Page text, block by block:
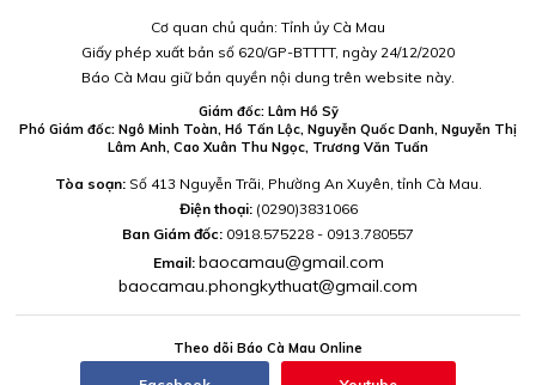
Cơ quan chủ quản: Tỉnh ủy Cà Mau
Giấy phép xuất bản số 620/GP-BTTTT, ngày 24/12/2020
Báo Cà Mau giữ bản quyền nội dung trên website này.
Giám đốc: Lâm Hồ Sỹ
Phó Giám đốc: Ngô Minh Toàn, Hồ Tấn Lộc, Nguyễn Quốc Danh, Nguyễn Thị
Lâm Anh, Cao Xuân Thu Ngọc, Trương Văn Tuấn
Tòa soạn:Số 413 Nguyễn Trãi, Phường An Xuyên, tỉnh Cà Mau.
Điện thoại: (0290)3831066
Ban Giám đốc: 0918.575228 - 0913.780557
Email: baocamau@gmail.com
baocamau.phongkythuat@gmail.com
Theo dõi Báo Cà Mau Online